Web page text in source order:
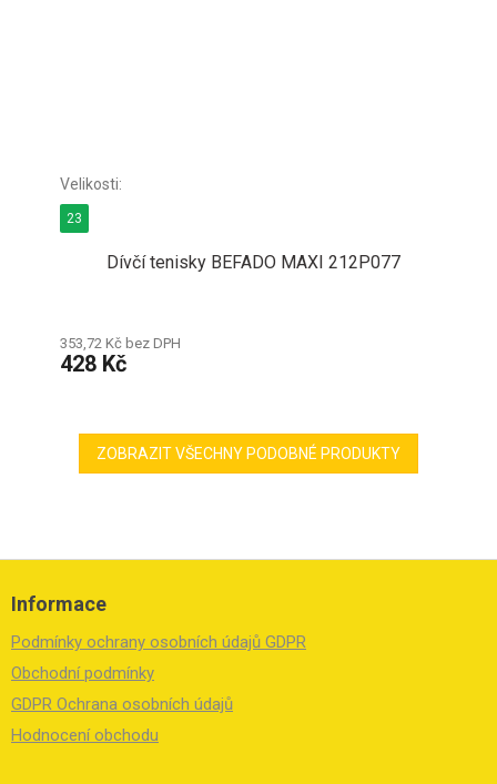
Dívčí tenisky BEFADO MAXI 212P077
353,72 Kč bez DPH
428 Kč
23
ZOBRAZIT VŠECHNY PODOBNÉ PRODUKTY
Z
Informace
Podmínky ochrany osobních údajů GDPR
Obchodní podmínky
GDPR Ochrana osobních údajů
Hodnocení obchodu